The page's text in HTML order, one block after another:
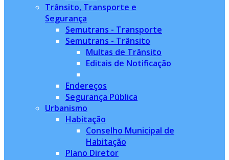
Trânsito, Transporte e
Segurança
Semutrans - Transporte
Semutrans - Trânsito
Multas de Trânsito
Editais de Notificação
Endereços
Segurança Pública
Urbanismo
Habitação
Conselho Municipal de
Habitação
Plano Diretor